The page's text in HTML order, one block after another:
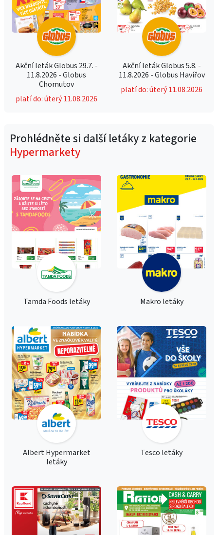
Akční leták Globus 29.7. -
11.8.2026 - Globus
Chomutov
platí do: úterý 11.08.2026
Akční leták Globus 5.8. -
11.8.2026 - Globus Havířov
platí do: úterý 11.08.2026
Prohlédněte si další letáky z kategorie
Hypermarkety
Tamda Foods letáky Makro letáky
Albert Hypermarket
letáky
Tesco letáky